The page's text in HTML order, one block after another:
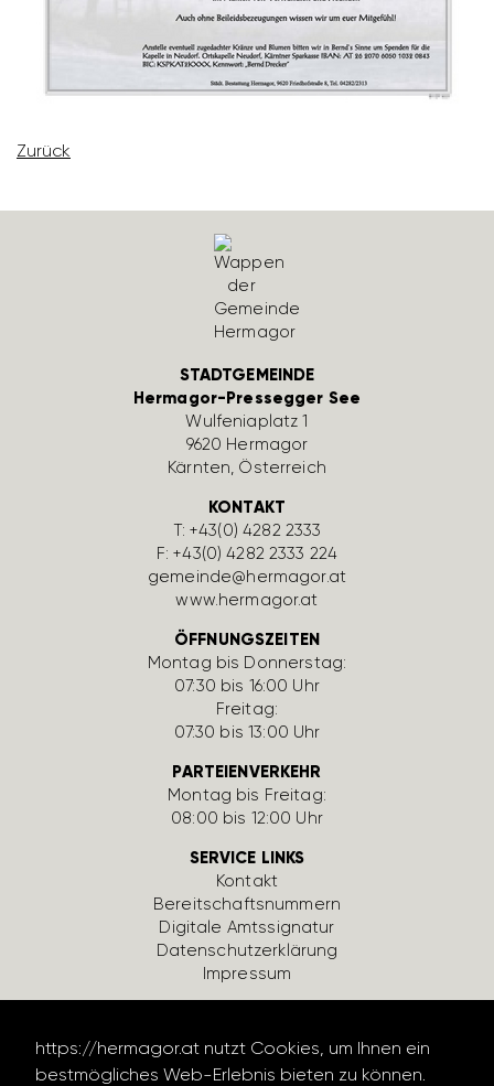
https://hermagor.at nutzt Cookies, um Ihnen ein
bestmögliches Web-Erlebnis bieten zu können.
Zurück
STADTGEMEINDE
Hermagor-Pressegger See
Wulfe­nia­platz 1
9620 Hermagor
Kärnten, Öster­reich
KONTAKT
T:+43(0) 4282 2333
F: +43(0) 4282 2333 224
gemeinde@hermagor.at
www.hermagor.at
ÖFFNUNGSZEITEN
Montag bis Donnerstag:
07:30 bis 16:00 Uhr
Freitag:
07:30 bis 13:00 Uhr
PARTEIENVERKEHR
Montag bis Freitag:
08:00 bis 12:00 Uhr
SERVICE LINKS
Kontakt
Bereit­schafts­num­mern
Digi­tale Amts­si­gnatur
Daten­schutz­er­klä­rung
Impressum